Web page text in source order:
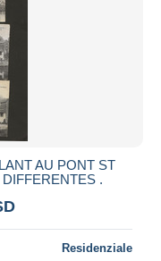
AU PONT ST
.
Residenziale